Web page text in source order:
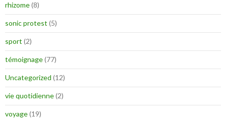
rhizome(8)
sonic protest (5)
sport (2)
témoignage(77)
Uncategorized (12)
vie quotidienne(2)
voyage(19)